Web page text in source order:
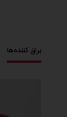
براق کننده‌ها